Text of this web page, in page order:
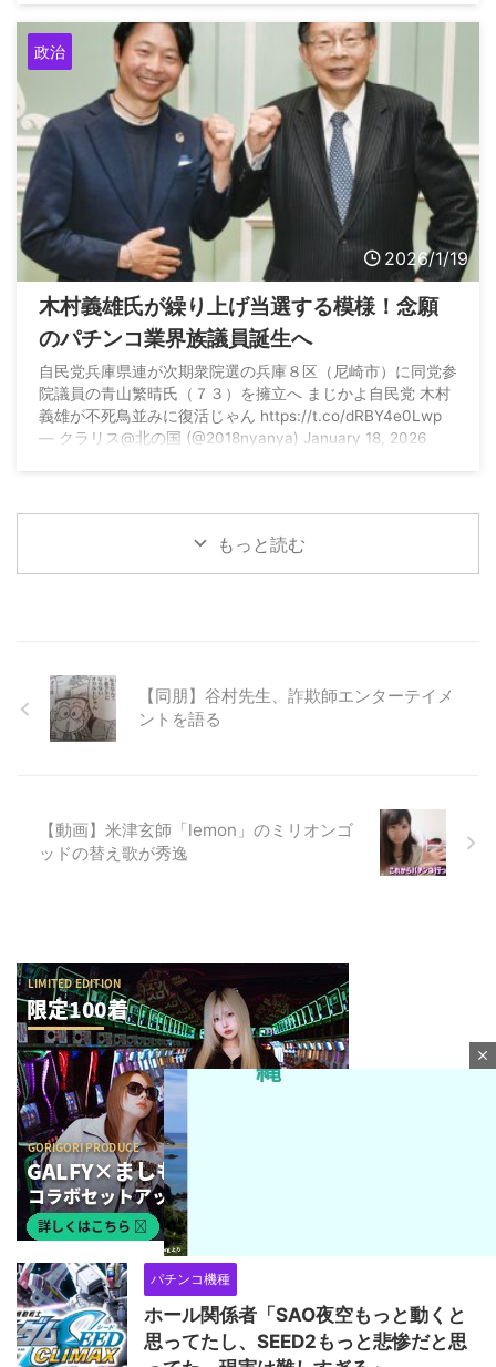
政治
2026/1/19
木村義雄氏が繰り上げ当選する模様！念願
のパチンコ業界族議員誕生へ
自民党兵庫県連が次期衆院選の兵庫８区（尼崎市）に同党参
院議員の青山繁晴氏（７３）を擁立へ まじかよ自民党 木村
義雄が不死鳥並みに復活じゃん https://t.co/dRBY4e0Lwp
— クラリス@北の国 (@2018nyanya) January 18, 2026
もっと読む
【同朋】谷村先生、詐欺師エンターテイメ
ントを語る
【動画】米津玄師「lemon」のミリオンゴ
ッドの替え歌が秀逸
パチンコ機種
ホール関係者「SAO夜空もっと動くと
思ってたし、SEED2もっと悲惨だと思
close
M
u